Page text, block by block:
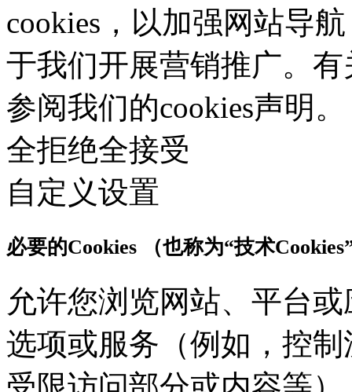
cookies，以加强网站导
于我们开展营销推广。
参阅我们的cookies声明。
全拒绝全接受
自定义设置
必要的Cookies （也称为“技术
允许您浏览网站、平台
选项或服务（例如，控